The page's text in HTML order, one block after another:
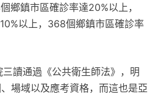
鄉鎮市區確診率達20%以上，
以上，368個鄉鎮市區確診率
讀通過《公共衛生師法》，明
場域以及應考資格，而這也是亞